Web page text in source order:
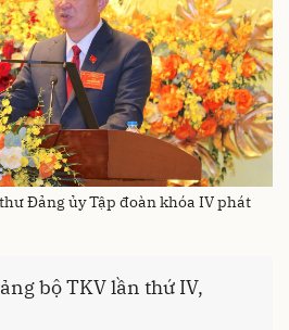
Đảng ủy Tập đoàn khóa IV phát
bộ TKV lần thứ IV,